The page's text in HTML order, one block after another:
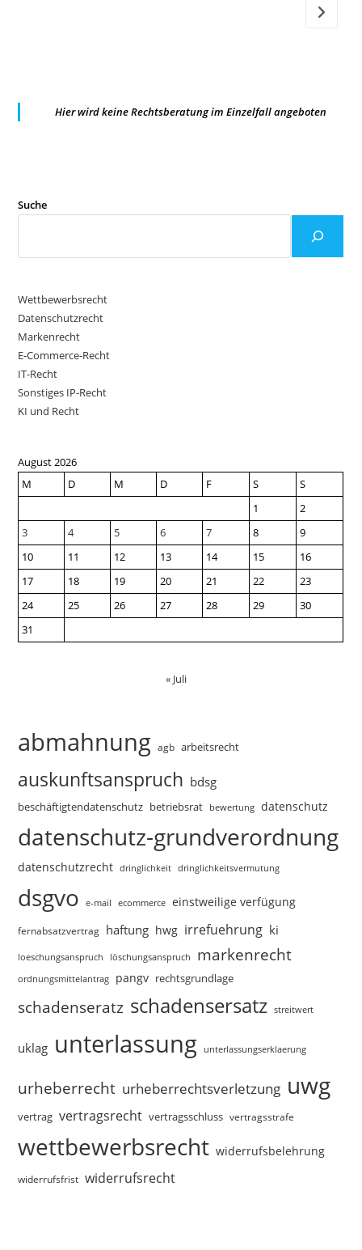
Zur
Hier wird keine Rechtsberatung im Einzelfall angeboten
Suche
Wettbewerbsrecht
Datenschutzrecht
Markenrecht
E-Commerce-Recht
IT-Recht
Sonstiges IP-Recht
KI und Recht
August 2026
M
D M D F S
S
1
2
3
4 5 6 7 8
9
10
11 12 13 14 15
16
17
18 19 20 21 22
23
24
25 26 27 28 29
30
31
« Juli
abmahnung agb arbeitsrecht
auskunftsanspruch bdsg
beschäftigtendatenschutz betriebsrat bewertung datenschutz
datenschutz-grundverordnung
datenschutzrecht dringlichkeit dringlichkeitsvermutung
dsgvo e-mail ecommerce einstweilige verfügung
fernabsatzvertrag haftung hwg irrefuehrung ki
loeschungsanspruch löschungsanspruch markenrecht
ordnungsmittelantrag pangv rechtsgrundlage
schadenseratz schadensersatz streitwert
uklag unterlassung unterlassungserklaerung
urheberrecht urheberrechtsverletzung uwg
vertrag vertragsrecht vertragsschluss vertragsstrafe
wettbewerbsrecht widerrufsbelehrung
widerrufsfrist widerrufsrecht